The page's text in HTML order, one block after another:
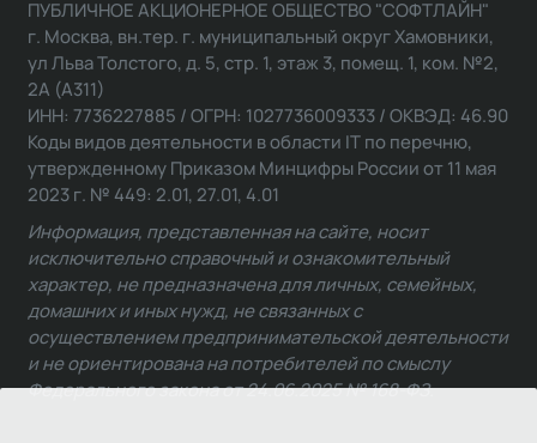
ПУБЛИЧНОЕ АКЦИОНЕРНОЕ ОБЩЕСТВО "СОФТЛАЙН"
г. Москва, вн.тер. г. муниципальный округ Хамовники,
ул Льва Толстого, д. 5, стр. 1, этаж 3, помещ. 1, ком. №2,
2А (А311)
ИНН: 7736227885 / ОГРН: 1027736009333 / ОКВЭД: 46.90
Коды видов деятельности в области IT по перечню,
утвержденному Приказом Минцифры России от 11 мая
2023 г. № 449: 2.01, 27.01, 4.01
Информация, представленная на сайте, носит
исключительно справочный и ознакомительный
характер, не предназначена для личных, семейных,
домашних и иных нужд, не связанных с
осуществлением предпринимательской деятельности
и не ориентирована на потребителей по смыслу
Федерального закона от 24.06.2025 № 168-ФЗ.